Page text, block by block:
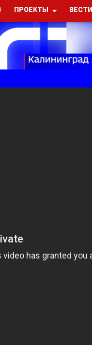
ПРОЕКТЫ ВЕСТИ